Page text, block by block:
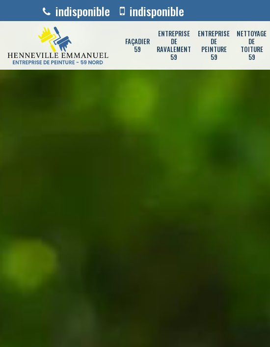
indisponible indisponible
FAÇADIER
59
ENTREPRISE
DE
RAVALEMENT
59
ENTREPRISE
DE
PEINTURE
59
NETTOYAGE
DE
TOITURE
59